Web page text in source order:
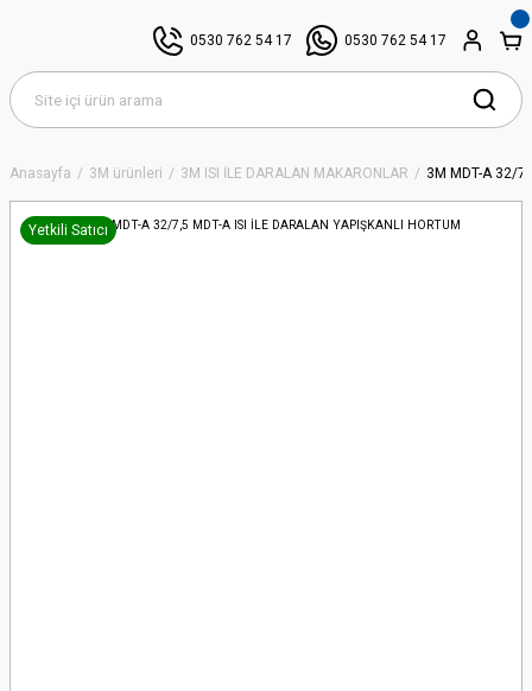
0530 762 54 17 0530 762 54 17
Anasayfa 3M ürünleri 3M ISI İLE DARALAN MAKARONLAR 3M MDT-A 32/
Yetkili Satıcı